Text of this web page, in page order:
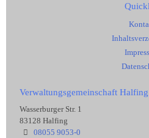
Verwaltungsgemeinschaft Halfing
Wasserburger Str. 1
83128 Halfing
08055 9053-0